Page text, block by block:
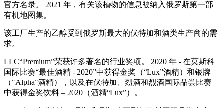
官方名录。 2021 年，有关该植物的信息被纳入俄罗斯第一部
有机地图集。
该工厂生产的乙醇受到俄罗斯最大的伏特加和酒类生产商的需
求。
LLC“Premium”荣获许多著名的行业奖项。 2020 年 - 在莫斯科
国际比赛“最佳酒精 - 2020”中获得金奖（“Lux”酒精）和银牌
（“Alpha”酒精），以及在伏特加、烈酒和烈酒国际品尝比赛
中获得金奖饮料 – 2020（酒精“Lux”）。